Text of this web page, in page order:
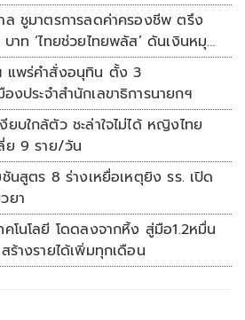
ล ชูมาตรการลดค่าครองชีพ ตรึง
าท ‘ไทยช่วยไทยพลัส’ ดันเงินหมุน
แพร่คำสั่งอนุทิน ตั้ง 3
องประจำสำนักเลขาธิการนายกฯ
ยบใกล้ตัว ชะล่าใจไม่ได้ หญิงไทย
ย 9 ราย/วัน
ชันสูตร 8 ร่างเหยื่อเหตุยิง รร. เปิด
ยา
คโนโลยี โดดลงจากหิ้ง สู่มือ1.2หมื่น
ร้างรายได้เพิ่มทุกเดือน